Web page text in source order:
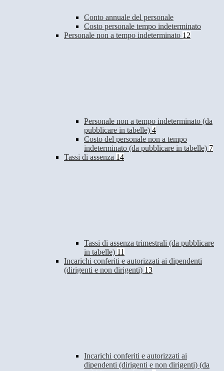
Conto annuale del personale
Costo personale tempo indeterminato
Personale non a tempo indeterminato 12
Personale non a tempo indeterminato (da
pubblicare in tabelle) 4
Costo del personale non a tempo
indeterminato (da pubblicare in tabelle) 7
Tassi di assenza 14
Tassi di assenza trimestrali (da pubblicare
in tabelle) 11
Incarichi conferiti e autorizzati ai dipendenti
(dirigenti e non dirigenti) 13
Incarichi conferiti e autorizzati ai
dipendenti (dirigenti e non dirigenti) (da